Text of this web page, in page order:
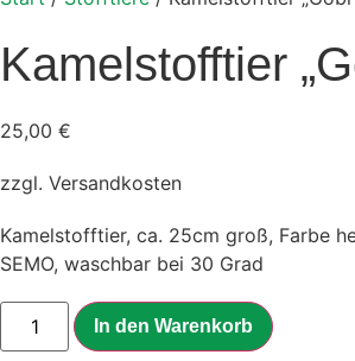
Kamelstofftier
25,00 €
zzgl. Versandkosten
Kamelstofftier, ca. 25cm groß, Farbe
SEMO, waschbar bei 30 Grad
Kamelstofftier
"Gobi"
Menge
In den Warenkorb